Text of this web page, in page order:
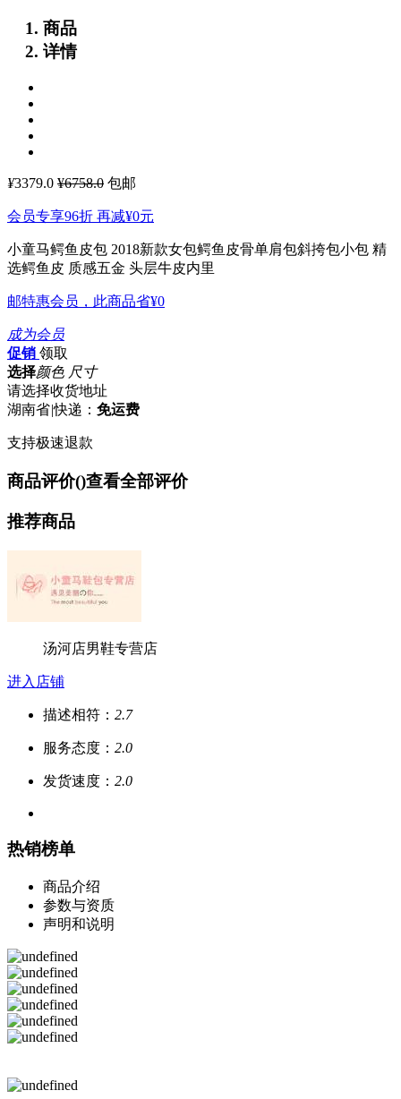
商品
详情
¥3379.0 ¥6758.0 包邮
会员专享96折 再减¥0元
小童马鳄鱼皮包 2018新款女包鳄鱼皮骨单肩包斜挎包小包 精
选鳄鱼皮 质感五金 头层牛皮内里
邮特惠会员，此商品省¥0
成为会员
促销 领取
选择颜色 尺寸
请选择收货地址
湖南省|快递： 免运费
支持极速退款
商品评价()查看全部评价
推荐商品
汤河店男鞋专营店
进入店铺
描述相符： 2.7
服务态度： 2.0
发货速度： 2.0
热销榜单
商品介绍
参数与资质
声明和说明